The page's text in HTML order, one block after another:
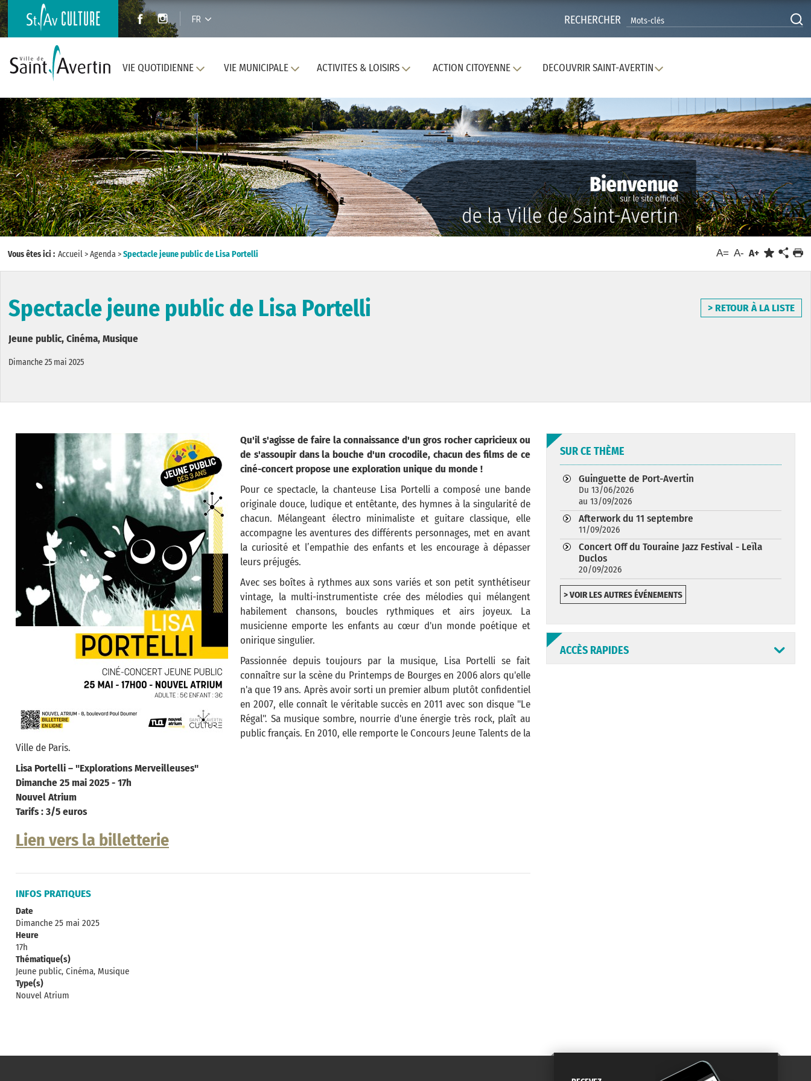
FR RECHERCHER
VIE QUOTIDIENNE VIE MUNICIPALE ACTIVITES & LOISIRS ACTION CITOYENNE DECOUVRIR SAINT-AVERTIN
Vous êtes ici : Accueil>Agenda>Spectacle jeune public de Lisa Portelli A= A- A+
Spectacle jeune public de Lisa Portelli > RETOUR À LA LISTE
Jeune public, Cinéma, Musique
Dimanche 25 mai 2025
Qu'il s'agisse de faire la connaissance d'un gros rocher capricieux ou
de s'assoupir dans la bouche d'un crocodile, chacun des films de ce
ciné-concert propose une exploration unique du monde !
Pour ce spectacle, la chanteuse Lisa Portelli a composé une bande
originale douce, ludique et entêtante, des hymnes à la singularité de
chacun. Mélangeant électro minimaliste et guitare classique, elle
accompagne les aventures des différents personnages, met en avant
la curiosité et l’empathie des enfants et les encourage à dépasser
leurs préjugés.
Avec ses boîtes à rythmes aux sons variés et son petit synthétiseur
vintage, la multi-instrumentiste crée des mélodies qui mélangent
habilement chansons, boucles rythmiques et airs joyeux. La
musicienne emporte les enfants au cœur d'un monde poétique et
onirique singulier.
Passionnée depuis toujours par la musique, Lisa Portelli se fait
connaître sur la scène du Printemps de Bourges en 2006 alors qu'elle
n'a que 19 ans. Après avoir sorti un premier album plutôt confidentiel
en 2007, elle connaît le véritable succès en 2011 avec son disque "Le
Régal". Sa musique sombre, nourrie d'une énergie très rock, plaît au
public français. En 2010, elle remporte le Concours Jeune Talents de la
Ville de Paris.
Lisa Portelli – "Explorations Merveilleuses"
Dimanche 25 mai 2025 - 17h
Nouvel Atrium
Tarifs : 3/5 euros
Lien vers la billetterie
INFOS PRATIQUES
Date
Dimanche 25 mai 2025
Heure
17h
Thématique(s)
Jeune public, Cinéma, Musique
Type(s)
Nouvel Atrium
SUR CE THÈME
Guinguette de Port-Avertin
Du 13/06/2026
au 13/09/2026
Afterwork du 11 septembre
11/09/2026
Concert Off du Touraine Jazz Festival - Leïla
Duclos
20/09/2026
> VOIR LES AUTRES ÉVÉNEMENTS
ACCÈS RAPIDES